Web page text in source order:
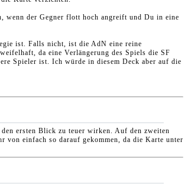
wenn der Gegner flott hoch angreift und Du in eine
ist. Falls nicht, ist die AdN eine reine
da eine Verlängerung des Spiels die SF
Spieler ist. Ich würde in diesem Deck aber auf die
ersten Blick zu teuer wirken. Auf den zweiten
einfach so darauf gekommen, da die Karte unter